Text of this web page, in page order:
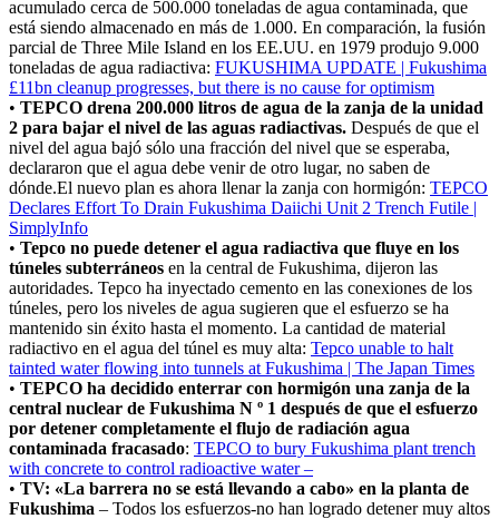
acumulado cerca de 500.000 toneladas de agua contaminada, que
está siendo almacenado en más de 1.000. En comparación, la fusión
parcial de Three Mile Island en los EE.UU. en 1979 produjo 9.000
toneladas de agua radiactiva: FUKUSHIMA UPDATE | Fukushima
£11bn cleanup progresses, but there is no cause for optimism
• TEPCO drena 200.000 litros de agua de la zanja de la unidad
2 para bajar el nivel de las aguas radiactivas. Después de que el
nivel del agua bajó sólo una fracción del nivel que se esperaba,
declararon que el agua debe venir de otro lugar, no saben de
dónde.El nuevo plan es ahora llenar la zanja con hormigón: TEPCO
Declares Effort To Drain Fukushima Daiichi Unit 2 Trench Futile |
SimplyInfo
• Tepco no puede detener el agua radiactiva que fluye en los
túneles subterráneos en la central de Fukushima, dijeron las
autoridades. Tepco ha inyectado cemento en las conexiones de los
túneles, pero los niveles de agua sugieren que el esfuerzo se ha
mantenido sin éxito hasta el momento. La cantidad de material
radiactivo en el agua del túnel es muy alta: Tepco unable to halt
tainted water flowing into tunnels at Fukushima | The Japan Times
• TEPCO ha decidido enterrar con hormigón una zanja de la
central nuclear de Fukushima N º 1 después de que el esfuerzo
por detener completamente el flujo de radiación agua
contaminada fracasado: TEPCO to bury Fukushima plant trench
with concrete to control radioactive water –
• TV: «La barrera no se está llevando a cabo» en la planta de
Fukushima – Todos los esfuerzos-no han logrado detener muy altos